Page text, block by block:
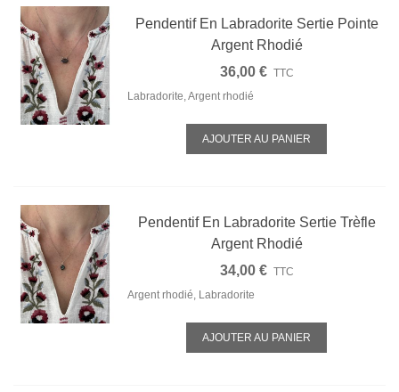
Pendentif En Labradorite Sertie Pointe
Argent Rhodié
36,00 € TTC
Labradorite, Argent rhodié
AJOUTER AU PANIER
Pendentif En Labradorite Sertie Trèfle
Argent Rhodié
34,00 € TTC
Argent rhodié, Labradorite
AJOUTER AU PANIER